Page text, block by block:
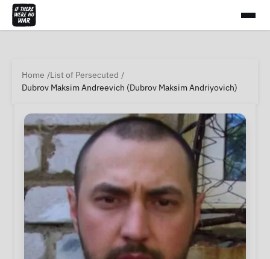
Home
List of Persecuted
Dubrov Maksim Andreevich (Dubrov Maksim Andriyovich)